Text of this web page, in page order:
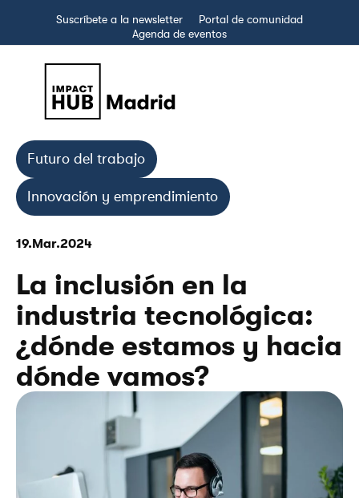
Suscríbete a la newsletter
Portal de comunidad
Agenda de eventos
Futuro del trabajo
Innovación y emprendimiento
19.Mar.2024
La inclusión en la
industria tecnológica:
¿dónde estamos y hacia
dónde vamos?